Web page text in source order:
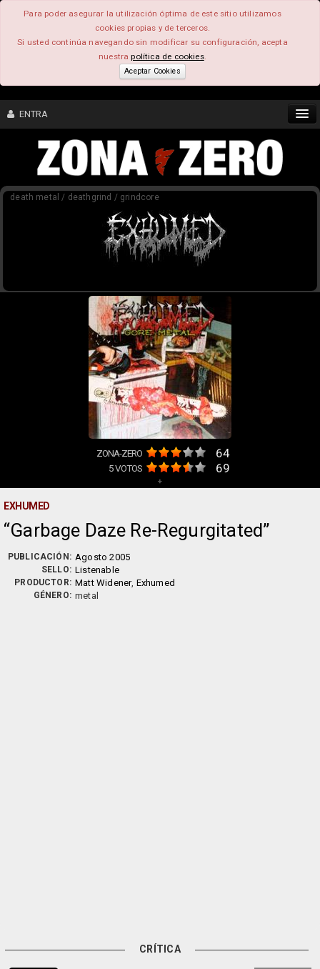
Para poder asegurar la utilización óptima de este sitio utilizamos
cookies propias y de terceros.
Si usted continúa navegando sin modificar su configuración, acepta
nuestrapolítica de cookies.
Aceptar Cookies
ENTRA
CONTENIDO
death metal / deathgrind / grindcore
ZONA-ZERO 64
5VOTOS 69
+
EXHUMED
Garbage Daze Re-Regurgitated
PUBLICACIÓN: Agosto 2005
SELLO: Listenable
PRODUCTOR: Matt Widener, Exhumed
GÉNERO: metal
CRÍTICA